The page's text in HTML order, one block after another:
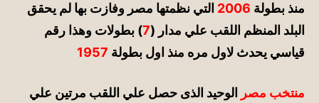
منذ بطولة 2006 التي نظمتها مصر وفازت بها لم يحقق
البلد المنظم اللقب علي مدار (7) بطولات وهذا رقم
قياسي يحدث لاول مره منذ اول بطولة 1957
منتخب مصر
الوحيد الذى حصل علي اللقب مرتين علي